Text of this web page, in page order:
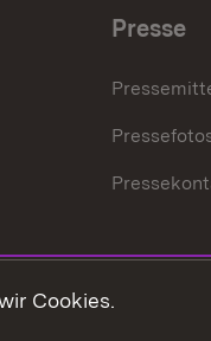
Presse
Cookies.